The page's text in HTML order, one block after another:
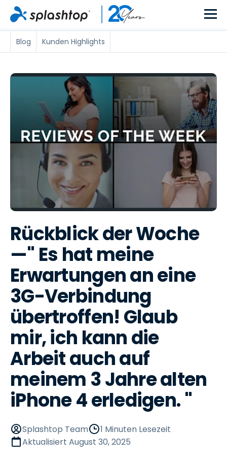
Blog Kunden Highlights
Rückblick der Woche
—" Es hat meine
Erwartungen an eine
3G-Verbindung
übertroffen! Glaub
mir, ich kann die
Arbeit auch auf
meinem 3 Jahre alten
iPhone 4 erledigen. "
Splashtop Team
1 Minuten Lesezeit
Aktualisiert August 30, 2025